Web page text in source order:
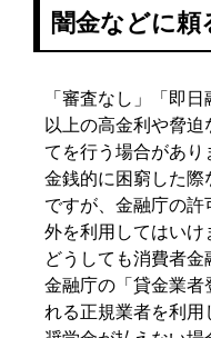
闇金などに頼
「審査なし」「即
以上の高金利や脅
てを行う場合があり
金銭的に困窮した際
ですが、金融庁の許
外を利用してはいけ
どうしても消費者金
金融庁の「貸金業者
れる正規業者を利用